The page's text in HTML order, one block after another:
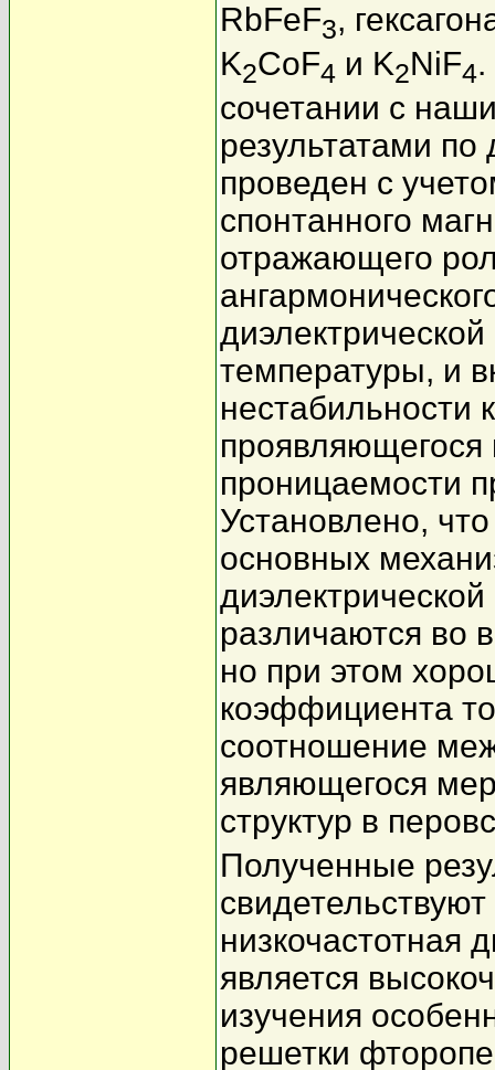
RbFeF3,
K2CoF4 и K2NiF4.
сочетании с
результатами
проведен с
спонтанного
отражающего
температуры, и
нестабильности
проявляющегося
проницаемости
Установлено,
основных
различаются во
но при этом
коэффициента
соотношение
являющегося
структур в
Полученные
низкочастотная
является
изучения
решетки